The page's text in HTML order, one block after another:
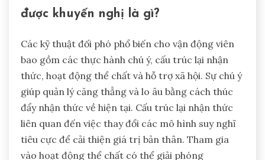
được khuyến nghị là gì?
Các kỹ thuật đối phó phổ biến cho vận động viên
bao gồm các thực hành chú ý, cấu trúc lại nhận
thức, hoạt động thể chất và hỗ trợ xã hội. Sự chú ý
giúp quản lý căng thẳng và lo âu bằng cách thúc
đẩy nhận thức về hiện tại. Cấu trúc lại nhận thức
liên quan đến việc thay đổi các mô hình suy nghĩ
tiêu cực để cải thiện giá trị bản thân. Tham gia
vào hoạt động thể chất có thể giải phóng